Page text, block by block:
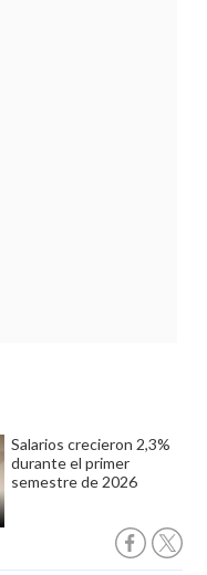
Salarios crecieron 2,3%
durante el primer
semestre de 2026